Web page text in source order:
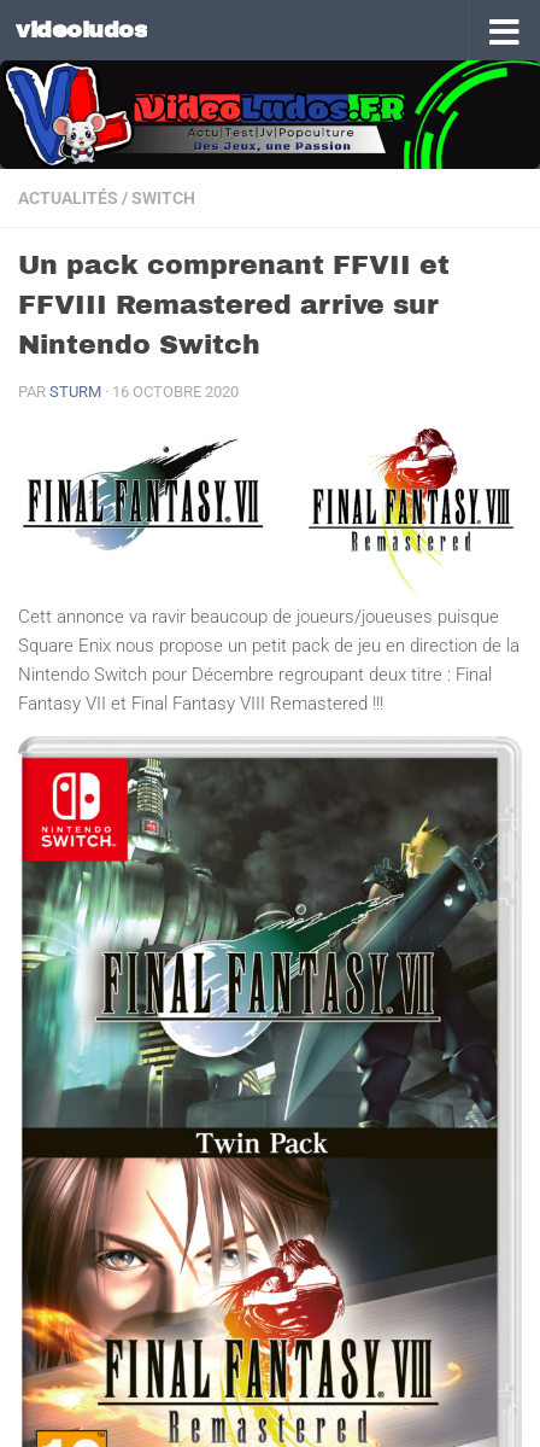
Skip to content
videoludos
ACTUALITÉS /SWITCH
Un pack comprenant FFVII et
FFVIII Remastered arrive sur
Nintendo Switch
PAR STURM · 16 OCTOBRE 2020
Cett annonce va ravir beaucoup de joueurs/joueuses puisque
Square Enix nous propose un petit pack de jeu en direction de la
Nintendo Switch pour Décembre regroupant deux titre : Final
Fantasy VII et Final Fantasy VIII Remastered !!!